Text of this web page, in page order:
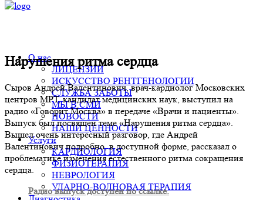
О нас
ЛИЦЕНЗИИ
ИСКУССТВО РЕНТГЕНОЛОГИИ
СЛУЖБА ЗАБОТЫ
МЫ В СМИ
НОВОСТИ
НАШИ ЦЕННОСТИ
Услуги
КАРДИОЛОГИЯ
ФИЗИОТЕРАПИЯ
НЕВРОЛОГИЯ
УДАРНО-ВОЛНОВАЯ ТЕРАПИЯ
Нарушения ритма сердца
Сыров Андрей Валентинович, врач-кардиолог Московских
центров МРТ, кандидат медицинских наук, выступил на
радио «Говорит Москва» в передаче «Врачи и пациенты».
Выпуск был посвящен теме «Нарушения ритма сердца».
Вышел очень интересный разговор, где Андрей
Валентинович подробно, в доступной форме, рассказал о
проблематике изменения естественного ритма сокращения
сердца.
Радио выпуск доступен по ссылке.